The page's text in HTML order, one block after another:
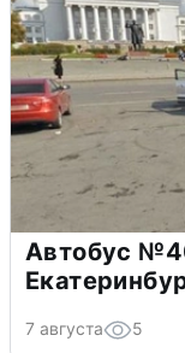
Автобус
7 августа 5